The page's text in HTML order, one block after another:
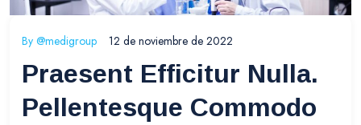
By @medigroup 12 de noviembre de 2022
Praesent Efficitur Nulla.
Pellentesque Commodo